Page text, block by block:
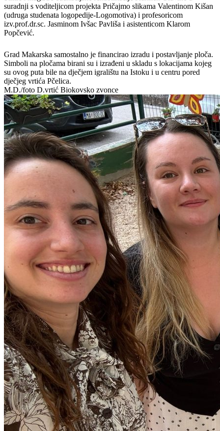
suradnji s voditeljicom projekta Pričajmo slikama Valentinom Kišan
(udruga studenata logopedije-Logomotiva) i profesoricom
izv.prof.dr.sc. Jasminom Ivšac Pavliša i asistenticom Klarom
Popčević.
Grad Makarska samostalno je financirao izradu i postavljanje ploča.
Simboli na pločama birani su i izrađeni u skladu s lokacijama kojeg
su ovog puta bile na dječjem igralištu na Istoku i u centru pored
dječjeg vrtića Pčelica.
M.D./foto D.vrtić Biokovsko zvonce